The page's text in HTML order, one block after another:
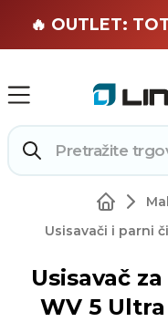
🏄
🔥 OUTLET:
Usisavači i parni
Usisavač
WV 5 Ultra